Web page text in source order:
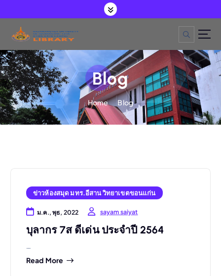
o
c
o
n
t
e
n
t
Blog
Home Blog
ข่าวห้องสมุด มทร.อีสาน วิทยาเขตขอนแก่น
ม.ค., พุธ, 2022 sayam saiyat
บุลากร 7ส ดีเด่น ประจำปี 2564
…
Read More